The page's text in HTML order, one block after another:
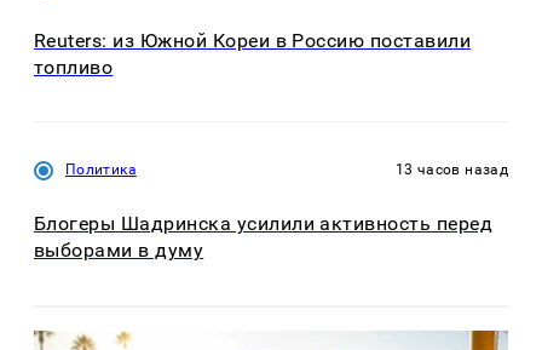
Reuters: из Южной Кореи в Россию поставили
топливо
Политика 13 часов назад
Блогеры Шадринска усилили активность перед
выборами в думу